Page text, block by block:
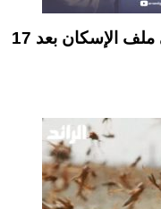
الزحاف: حكومة الدبيبة أنجزت في ملف الإسكان بعد 17